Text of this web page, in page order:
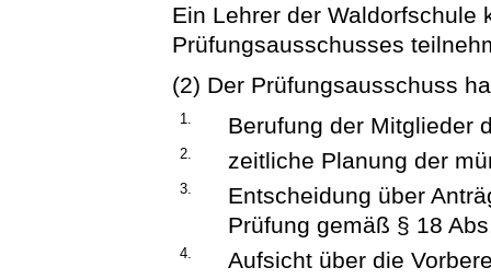
Ein Lehrer der Waldorfschule
Prüfungsausschusses
(2) Der Prüfungsausschuss
1. Berufung der Mitglieder
2. zeitliche Planung der
3.
Entscheidung über
Prüfung gemäß § 18
4. Aufsicht über die